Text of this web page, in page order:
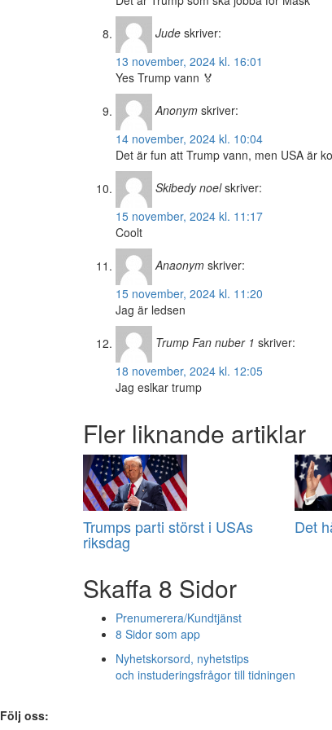
Jude skriver:
13 november, 2024 kl. 16:01
Yes Trump vann 🏅
Anonym skriver:
14 november, 2024 kl. 10:04
Det är fun att Trump vann, men USA är
Skibedy noel skriver:
15 november, 2024 kl. 11:17
Coolt
Anaonym skriver:
15 november, 2024 kl. 11:20
Jag är ledsen
Trump Fan nuber 1 skriver:
18 november, 2024 kl. 12:05
Jag eslkar trump
Fler liknande artiklar
Trumps parti störst i USAs
riksdag
Det
Skaffa 8 Sidor
Prenumerera/Kundtjänst
8 Sidor som app
Nyhetskorsord, nyhetstips
och instuderingsfrågor till tidningen
Följ oss: